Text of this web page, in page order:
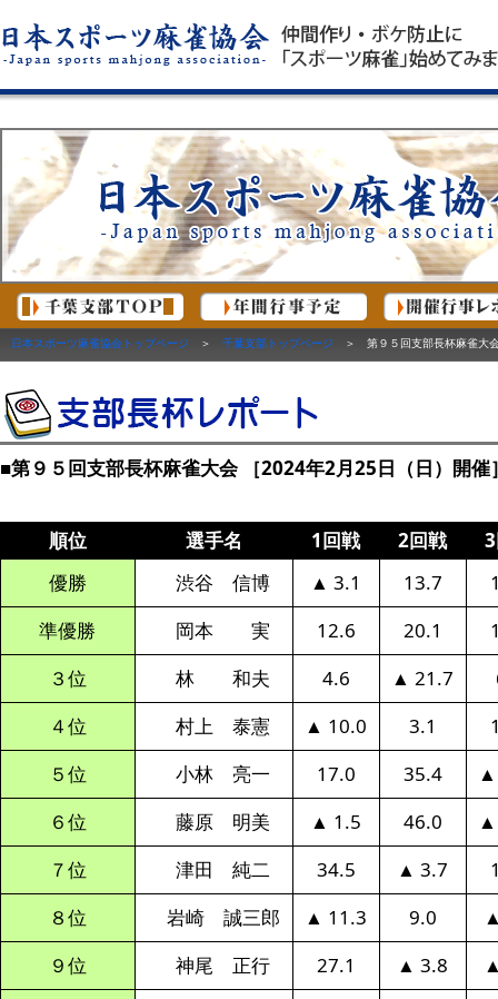
日本スポーツ麻雀協会トップページ ＞ 千葉支部トップページ ＞ 第９５回支部長杯麻雀大
■第９５回支部長杯麻雀大会 ［2024年2月25日（日）開催
順位 選手名 1回戦 2回戦
優勝
渋谷 信博 ▲ 3.1 13.7
準優勝
岡本 実 12.6 20.1
３位
林 和夫 4.6 ▲ 21.7
４位
村上 泰憲 ▲ 10.0 3.1
５位
小林 亮一 17.0 35.4
▲
６位
藤原 明美 ▲ 1.5 46.0
▲
７位
津田 純二 34.5 ▲ 3.7
８位
岩崎 誠三郎 ▲ 11.3 9.0
９位
神尾 正行 27.1 ▲ 3.8